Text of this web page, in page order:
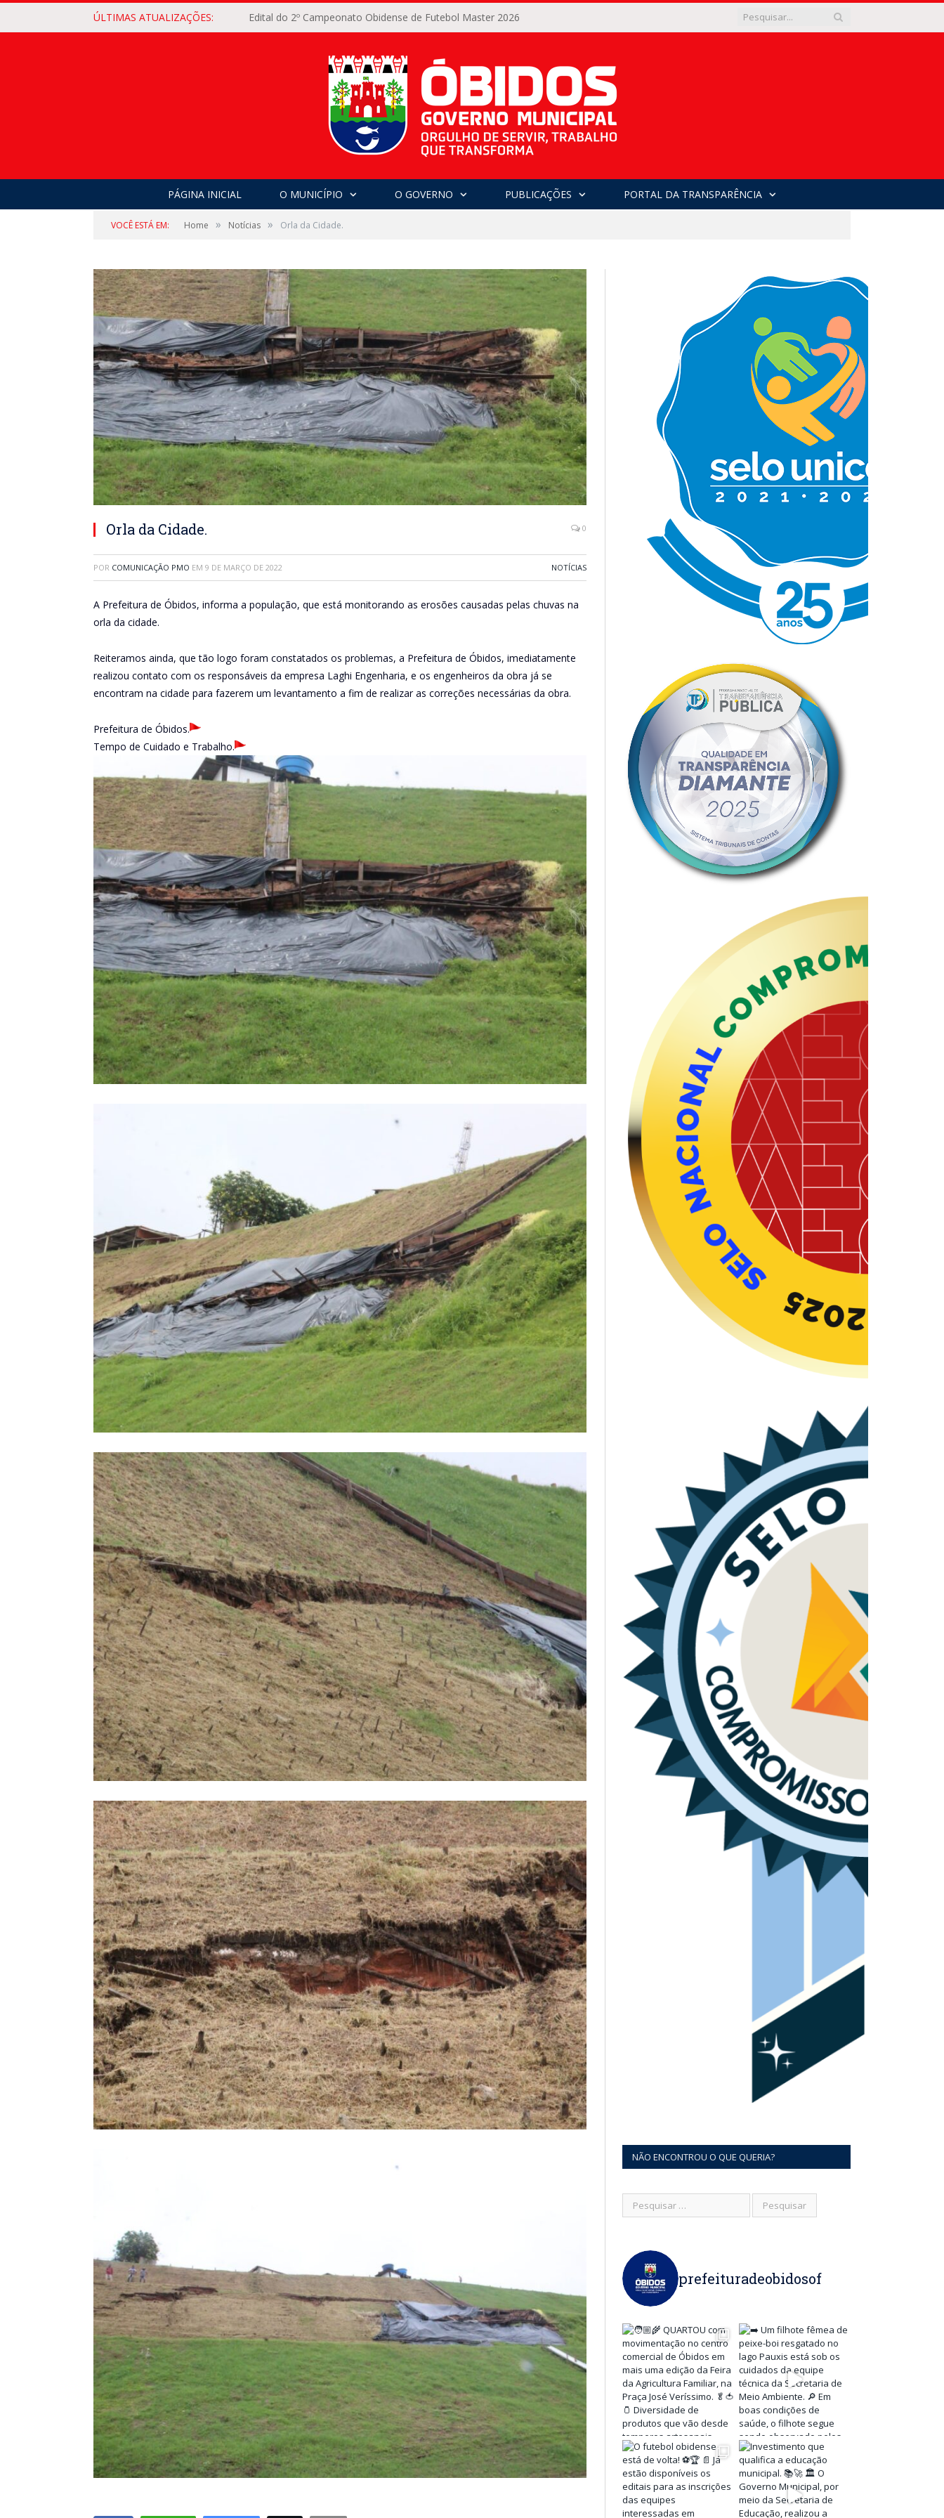
ÚLTIMAS ATUALIZAÇÕES: Edital do 2º Campeonato Obidense de Futebol Master 2026
PÁGINA INICIAL O MUNICÍPIO O GOVERNO PUBLICAÇÕES PORTAL DA TRANSPARÊNCIA
VOCÊ ESTÁ EM: Home » Notícias » Orla da Cidade.
Orla da Cidade. 0
POR COMUNICAÇÃO PMO EM 9 DE MARÇO DE 2022 NOTÍCIAS
A Prefeitura de Óbidos, informa a população, que está monitorando as erosões causadas pelas chuvas na
orla da cidade.
Reiteramos ainda, que tão logo foram constatados os problemas, a Prefeitura de Óbidos, imediatamente
realizou contato com os responsáveis da empresa Laghi Engenharia, e os engenheiros da obra já se
encontram na cidade para fazerem um levantamento a fim de realizar as correções necessárias da obra.
Prefeitura de Óbidos.
Tempo de Cuidado e Trabalho.
NÃO ENCONTROU O QUE QUERIA?
prefeituradeobidosof